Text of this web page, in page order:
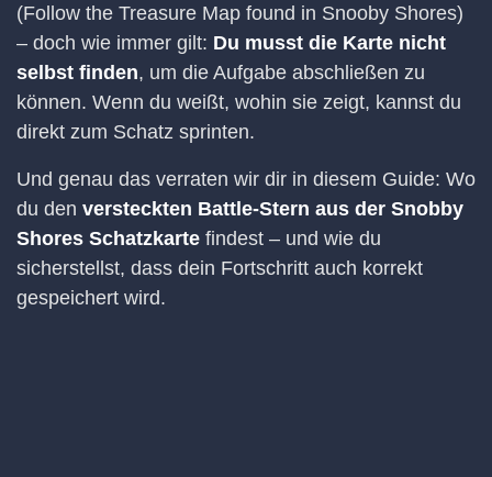
(Follow the Treasure Map found in Snooby Shores)
– doch wie immer gilt: Du musst die Karte nicht
selbst finden, um die Aufgabe abschließen zu
können. Wenn du weißt, wohin sie zeigt, kannst du
direkt zum Schatz sprinten.
Und genau das verraten wir dir in diesem Guide: Wo
du den versteckten Battle-Stern aus der Snobby
Shores Schatzkarte findest – und wie du
sicherstellst, dass dein Fortschritt auch korrekt
gespeichert wird.